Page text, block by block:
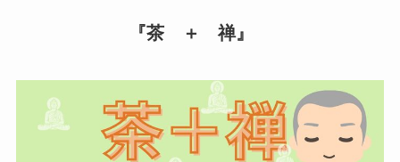
『茶 ＋ 禅』